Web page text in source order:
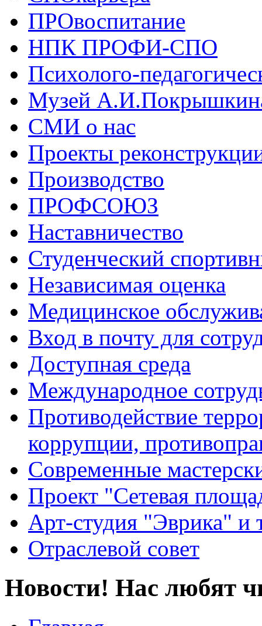
ПРОвоспитание
НПК ПРОФИ-СПО
Психолого-
Музей
СМИ о нас
Проекты
Производство
ПРОФСОЮЗ
Наставничество
Студенческий
Независимая оценка
Медицинское
Вход в почту для
Доступная среда
Международное
Противодействие
коррупции,
Современные
Проект "Сетевая
Арт-студия "Эврика" и
Отраслевой совет
Новости! Нас любят